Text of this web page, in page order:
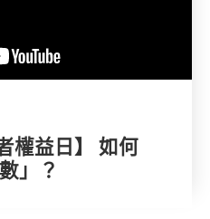
權益日】 如何
」？